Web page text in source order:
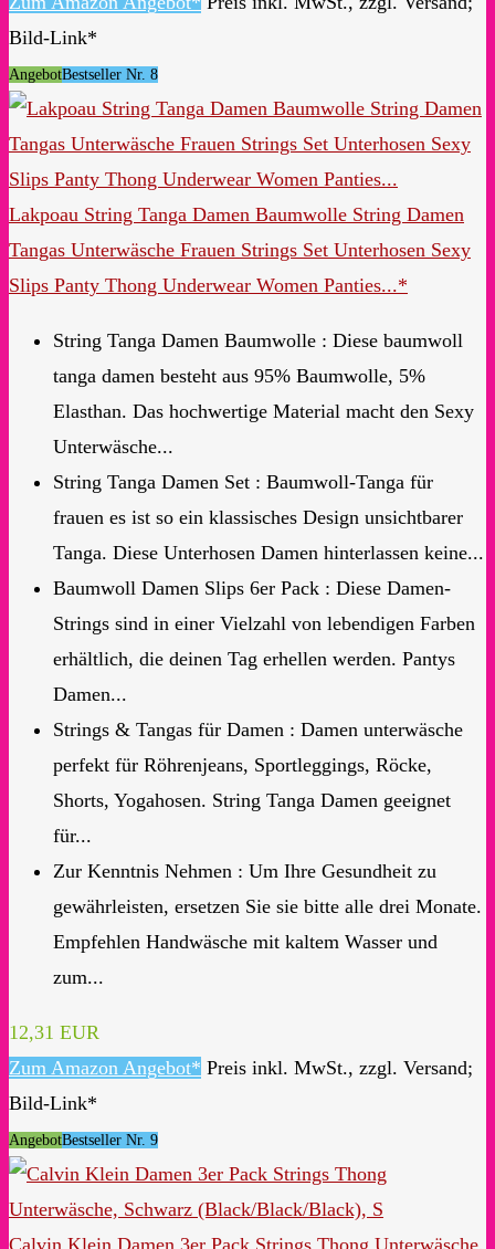
Bild-Link*
AngebotBestseller Nr. 8
Lakpoau String Tanga Damen Baumwolle String Damen
Tangas Unterwäsche Frauen Strings Set Unterhosen Sexy
Slips Panty Thong Underwear Women Panties...*
String Tanga Damen Baumwolle : Diese baumwoll
tanga damen besteht aus 95% Baumwolle, 5%
Elasthan. Das hochwertige Material macht den Sexy
Unterwäsche...
String Tanga Damen Set : Baumwoll-Tanga für
frauen es ist so ein klassisches Design unsichtbarer
Tanga. Diese Unterhosen Damen hinterlassen keine...
Baumwoll Damen Slips 6er Pack : Diese Damen-
Strings sind in einer Vielzahl von lebendigen Farben
erhältlich, die deinen Tag erhellen werden. Pantys
Damen...
Strings & Tangas für Damen : Damen unterwäsche
perfekt für Röhrenjeans, Sportleggings, Röcke,
Shorts, Yogahosen. String Tanga Damen geeignet
für...
Zur Kenntnis Nehmen : Um Ihre Gesundheit zu
gewährleisten, ersetzen Sie sie bitte alle drei Monate.
Empfehlen Handwäsche mit kaltem Wasser und
zum...
12,31 EUR
Zum Amazon Angebot* Preis inkl. MwSt., zzgl. Versand;
Bild-Link*
AngebotBestseller Nr. 9
Calvin Klein Damen 3er Pack Strings Thong Unterwäsche,